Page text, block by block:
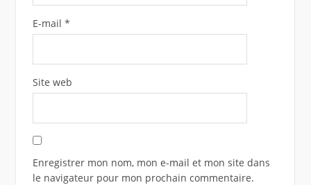
E-mail *
Site web
Enregistrer mon nom, mon e-mail et mon site dans
le navigateur pour mon prochain commentaire.